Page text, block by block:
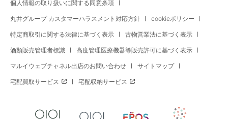
個人情報の取り扱いに関する同意条項
丸井グループ カスタマーハラスメント対応方針 cookieポリシー
特定商取引に関する法律に基づく表示 古物営業法に基づく表示
酒類販売管理者標識 高度管理医療機器等販売許可に基づく表示
マルイウェブチャネル出店のお問い合わせ サイトマップ
宅配買取サービス 宅配収納サービス